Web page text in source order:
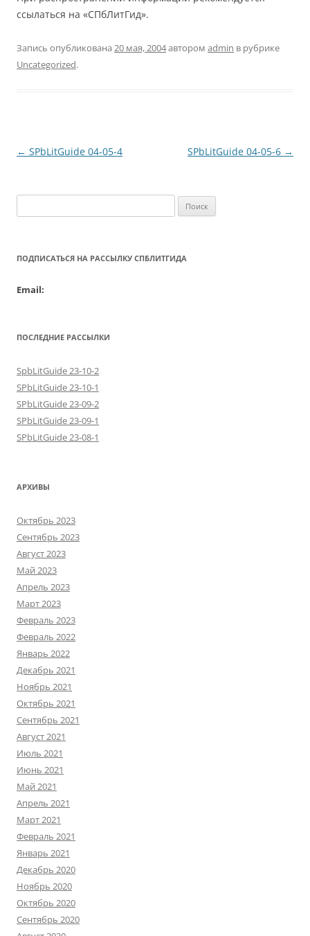
ссылаться на «СПбЛитГид».
Запись опубликована 20 мая, 2004автором admin в рубрике
Uncategorized.
Навигация
← SPbLitGuide 04-05-4 SPbLitGuide 04-05-6 →
ПОДПИСАТЬСЯ НА РАССЫЛКУ СПБЛИТГИДА
Email:
ПОСЛЕДНИЕ РАССЫЛКИ
SpbLitGuide 23-10-2
SPbLitGuide 23-10-1
SPbLitGuide 23-09-2
SPbLitGuide 23-09-1
SPbLitGuide 23-08-1
АРХИВЫ
Октябрь 2023
Сентябрь 2023
Август 2023
Май 2023
Апрель 2023
Март 2023
Февраль 2023
Февраль 2022
Январь 2022
Декабрь 2021
Ноябрь 2021
Октябрь 2021
Сентябрь 2021
Август 2021
Июль 2021
Июнь 2021
Май 2021
Апрель 2021
Март 2021
Февраль 2021
Январь 2021
Декабрь 2020
Ноябрь 2020
Октябрь 2020
Сентябрь 2020